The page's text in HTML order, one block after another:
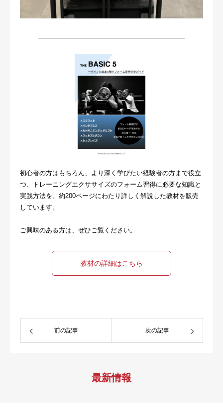
初心者の方はもちろん、より深く学びたい経験者の方まで役立
つ、トレーニングエクササイズのフォーム習得に必要な知識と
実践方法を、約200ページにわたり詳しく解説した教材を販売
しています。
ご興味のある方は、ぜひご覧ください。
教材の詳細はこちら
前の記事 次の記事
最新情報